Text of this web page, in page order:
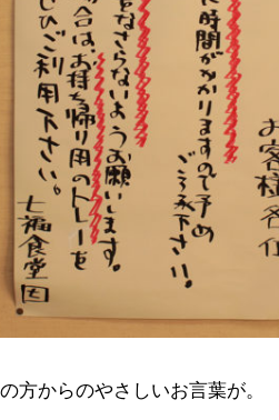
方からのやさしいお言葉が。